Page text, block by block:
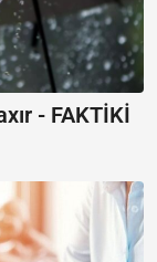
- FAKTİKİ